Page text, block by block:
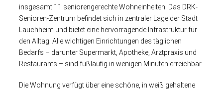
insgesamt 11 seniorengerechte Wohneinheiten. Das DRK-
Senioren-Zentrum befindet sich in zentraler Lage der Stadt
Lauchheim und bietet eine hervorragende Infrastruktur für
den Alltag. Alle wichtigen Einrichtungen des täglichen
Bedarfs – darunter Supermarkt, Apotheke, Arztpraxis und
Restaurants – sind fußläufig in wenigen Minuten erreichbar.
Die Wohnung verfügt über eine schöne, in weiß gehaltene